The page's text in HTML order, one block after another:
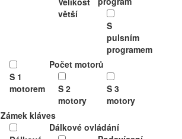
větší
S
pulsním
programem
Počet motorů
S 1
motorem
S 2
motory
S 3
motory
Zámek kláves
Dálkové ovládání